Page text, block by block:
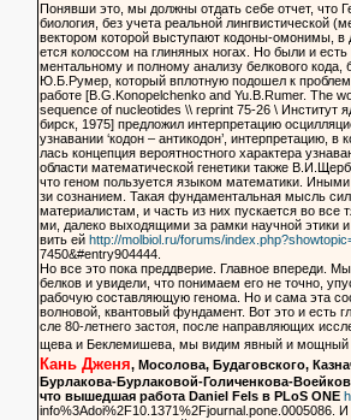
Понявши это, мы должны отдать себе отчет, что
биология, без учета реальной лингвистической
вектором которой выступают кодоны-омонимы, в
ется колоссом на глиняных ногах. Но были и
ментальному и полному анализу белкового кода,
Ю.Б.Румер, который вплотную подошел к
работе [B.G.Konopelchenko and Yu.B.Rumer. The
sequence of nucleotides \\ reprint 75-26 \ Институт
бирск, 1975] предложил интерпретацию
узнавании ‘кодон – антикодон’, интерпретацию, в
лась концепция вероятностного характера
области математической генетики также
что геном пользуется языком математики.
зи сознанием. Такая фундаментальная мысль
материалистам, и часть из них пускается во
ми, далеко выходящими за рамки научной этики и
вить ей http://molbiol.ru/forums/
7450&#entry904444.
Но все это пока преддверие. Главное впереди.
белков и увидели, что понимаем его не точно,
рабочую составляющую генома. Но и сама эта
волновой, квантовый фундамент. Вот это и есть
сле 80-летнего застоя, после направляющих
щева и Беклемишева, мы видим явный и мощный
Кань Дженя, Мосолова, Будаговского,
Бурлакова-Бурлаковой-Голиченкова-
что вышедшая работа Daniel Fels в PLoS ONE
info%3Adoi%2F10.1371%2Fjournal.pone.0005086.